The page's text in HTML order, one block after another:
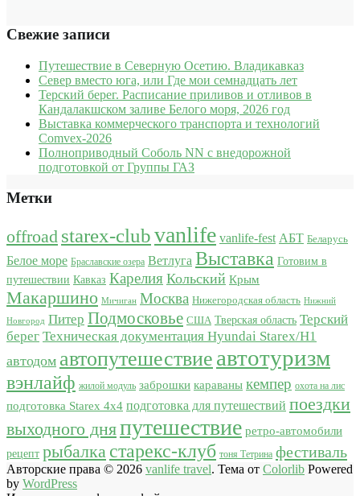
Свежие записи
Путешествие в Северную Осетию. Владикавказ
Север вместо юга, или Где мои семнадцать лет
Терский берег. Расписание приливов и отливов в
Кандалакшском заливе Белого моря, 2026 год
Выставка коммерческого транспорта и технологий
Comvex-2026
Полноприводный Соболь NN с внедорожной
подготовкой от Группы ГАЗ
Метки
offroad starex-clubvanlife vanlife-fest АБТ Беларусь
Белое море Браславские озера Ветлуга Выставка Готовим в
путешествии Кавказ Карелия Кольский Крым
Макаршино Мичиган Москва Нижегородская область Нижний
Новгород Питер Подмосковье США Тверская область Терский
берег Техническая документация Hyundai Starex/H1
автодом автопутешествие автотуризм
вэнлайф жилой модуль заброшки караваны кемпер охота на лис
подготовка Starex 4x4 подготовка для путешествий поездки
выходного дняпутешествие ретро-автомобили
рецепт рыбалка старекс-клуб тоня Тетрина фестиваль
Авторские права © 2026 vanlife travel. Тема от Colorlib Powered
by WordPress